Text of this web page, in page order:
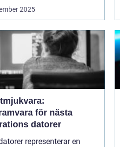
2025
för nästa
datorer
representerar en